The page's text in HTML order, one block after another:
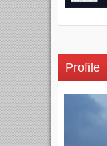
Profile